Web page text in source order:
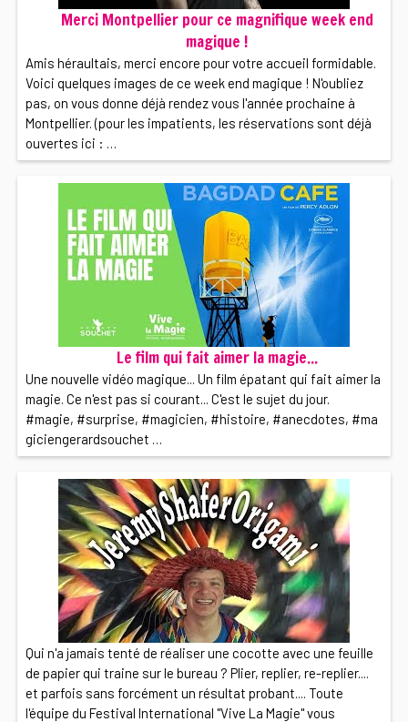
Merci Montpellier pour ce magnifique week end
magique !
Amis héraultais, merci encore pour votre accueil formidable.
Voici quelques images de ce week end magique ! N'oubliez
pas, on vous donne déjà rendez vous l'année prochaine à
Montpellier. (pour les impatients, les réservations sont déjà
ouvertes ici : …
Le film qui fait aimer la magie...
Une nouvelle vidéo magique... Un film épatant qui fait aimer la
magie. Ce n'est pas si courant... C'est le sujet du jour.
#magie, #surprise, #magicien, #histoire, #anecdotes, #ma
giciengerardsouchet …
Qui n'a jamais tenté de réaliser une cocotte avec une feuille
de papier qui traine sur le bureau ? Plier, replier, re-replier....
et parfois sans forcément un résultat probant.... Toute
l'équipe du Festival International "Vive La Magie" vous